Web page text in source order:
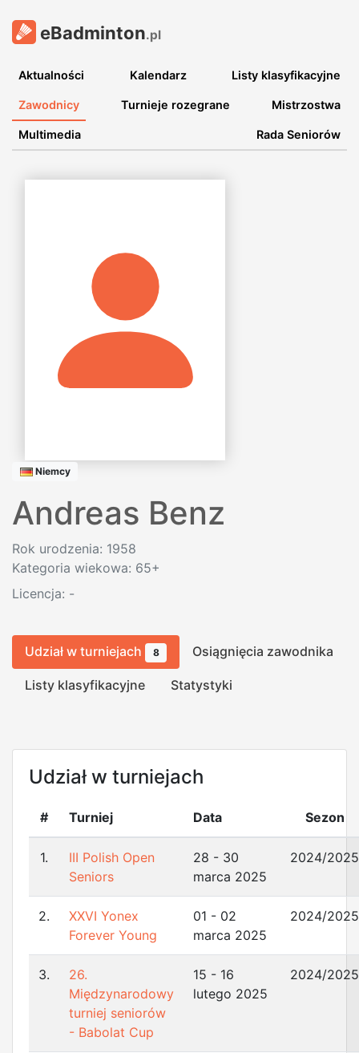
eBadminton.pl
Aktualności Kalendarz Listy klasyfikacyjne
Zawodnicy Turnieje rozegrane Mistrzostwa
Multimedia Rada Seniorów
Niemcy
Andreas Benz
Rok urodzenia: 1958
Kategoria wiekowa: 65+
Licencja: -
Udział w turniejach 8 Osiągnięcia zawodnika
Listy klasyfikacyjne Statystyki
Udział w turniejach
# Turniej Data Sezon
1.
III Polish Open
Seniors
28 - 30
marca 2025
2024/2025
2.
XXVI Yonex
Forever Young
01 - 02
marca 2025
2024/2025
3.
26.
Międzynarodowy
turniej seniorów
- Babolat Cup
15 - 16
lutego 2025
2024/2025